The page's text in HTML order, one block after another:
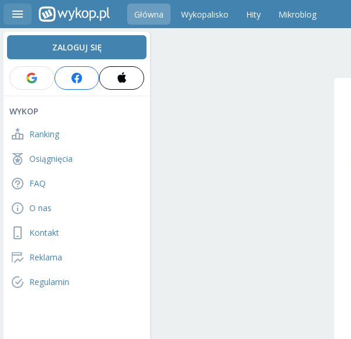
Główna Wykopalisko Hity Mikroblog
ZALOGUJ SIĘ
WYKOP
Ranking
Osiągnięcia
FAQ
O nas
Kontakt
Reklama
Regulamin